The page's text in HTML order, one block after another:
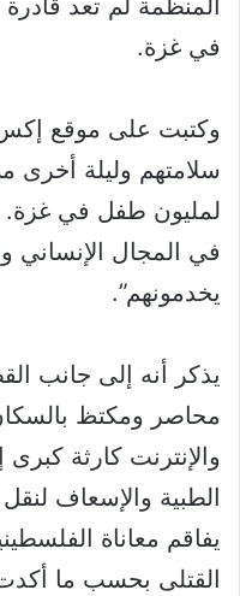
المنظمة لم تعد
في غزة.
وكتبت على موقع إكس
سلامتهم وليلة
لمليون طفل في غزة.
في المجال الإنساني
يخدمونهم”.
يذكر أنه إلى جانب
محاصر ومكتظ
والإنترنت كارثة
الطبية والإسعاف
يفاقم معاناة
القتلى بحسب ما